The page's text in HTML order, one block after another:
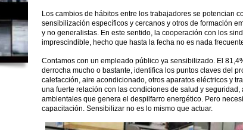
Los cambios de hábitos entre los trabajadores se potencian
sensibilización específicos y cercanos y otros de formación
y no generalistas. En este sentido, la cooperación con los
imprescindible, hecho que hasta la fecha no es nada
Contamos con un empleado público ya sensibilizado. El
derrocha mucho o bastante, identifica los puntos claves del
calefacción, aire acondicionado, otros aparatos eléctricos y
una fuerte relación con las condiciones de salud y seguridad,
ambientales que genera el despilfarro energético. Pero
capacitación. Sensibilizar no es lo mismo que actuar.